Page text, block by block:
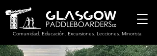
Comunidad. Educación. Excursiones. Lecciones. Minorista.